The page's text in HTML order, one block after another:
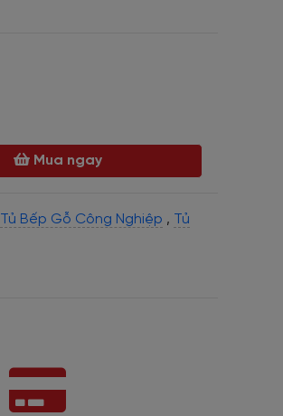
Mua ngay
Tủ Bếp Gỗ Công Nghiệp , Tủ